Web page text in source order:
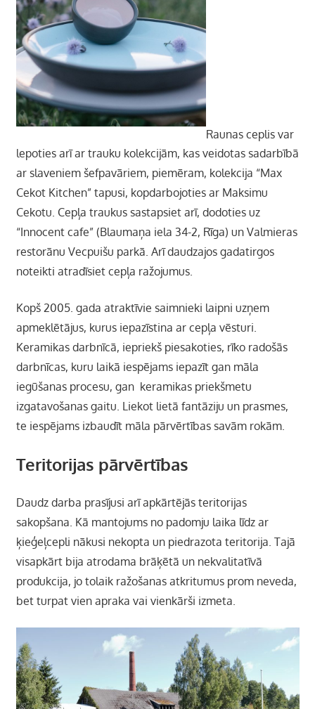
Raunas ceplis var
lepoties arī ar trauku kolekcijām, kas veidotas sadarbībā
ar slaveniem šefpavāriem, piemēram, kolekcija “Max
Cekot Kitchen” tapusi, kopdarbojoties ar Maksimu
Cekotu. Cepļa traukus sastapsiet arī, dodoties uz
“Innocent cafe” (Blaumaņa iela 34-2, Rīga) un Valmieras
restorānu Vecpuišu parkā. Arī daudzajos gadatirgos
noteikti atradīsiet cepļa ražojumus.
Kopš 2005. gada atraktīvie saimnieki laipni uzņem
apmeklētājus, kurus iepazīstina ar cepļa vēsturi.
Keramikas darbnīcā, iepriekš piesakoties, rīko radošās
darbnīcas, kuru laikā iespējams iepazīt gan māla
iegūšanas procesu, gan keramikas priekšmetu
izgatavošanas gaitu. Liekot lietā fantāziju un prasmes,
te iespējams izbaudīt māla pārvērtības savām rokām.
Teritorijas pārvērtības
Daudz darba prasījusi arī apkārtējās teritorijas
sakopšana. Kā mantojums no padomju laika līdz ar
ķieģeļcepli nākusi nekopta un piedrazota teritorija. Tajā
visapkārt bija atrodama brāķētā un nekvalitatīvā
produkcija, jo tolaik ražošanas atkritumus prom neveda,
bet turpat vien apraka vai vienkārši izmeta.